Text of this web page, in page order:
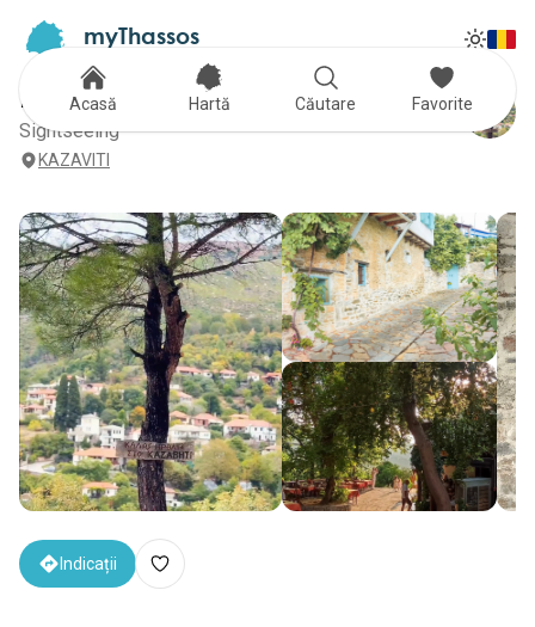
myThassos
KAZAVITI
Sightseeing
KAZAVITI
Indicații
Acasă Hartă Căutare Favorite